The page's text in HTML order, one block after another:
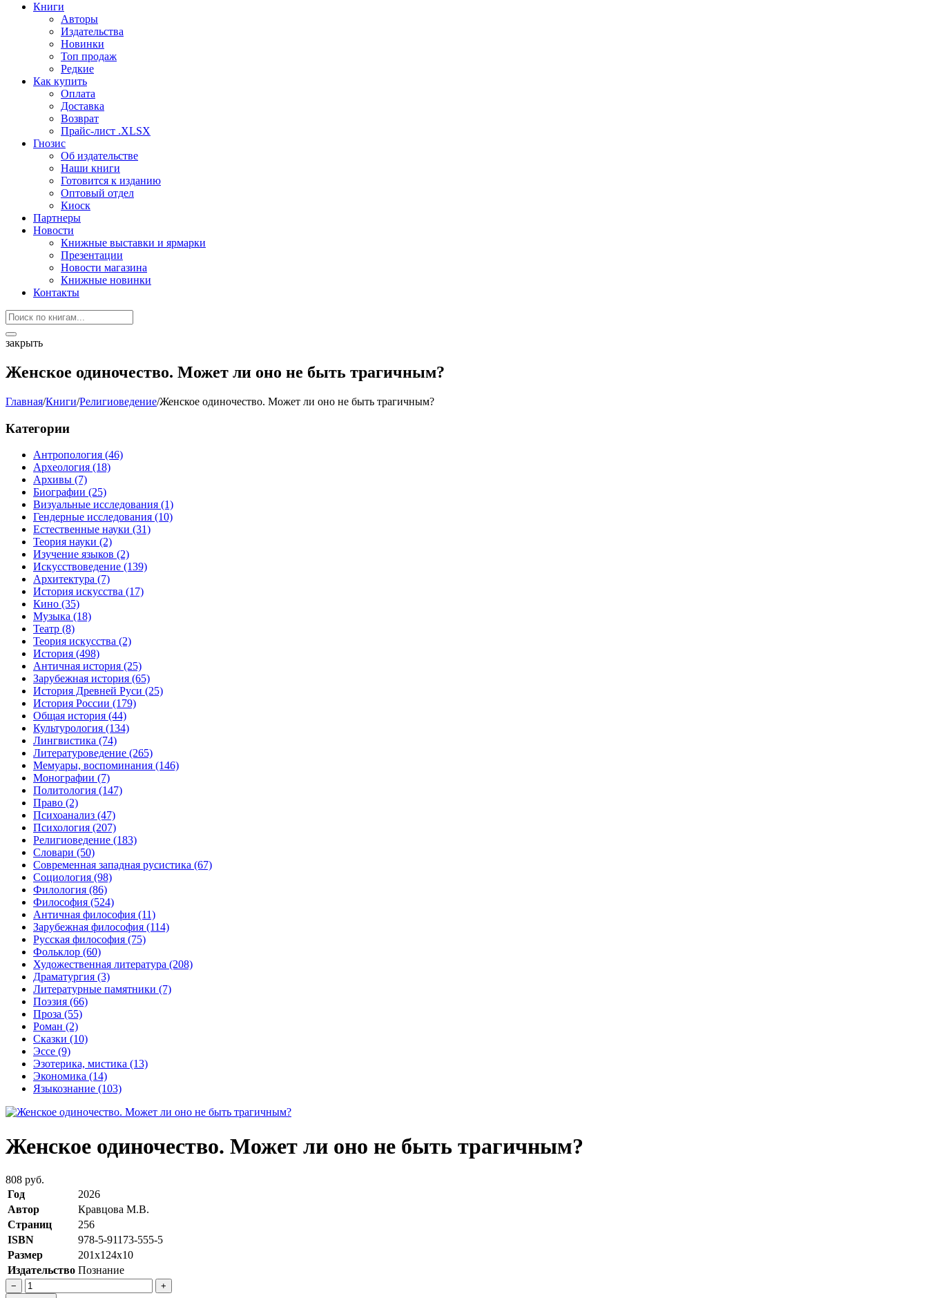
Книги
Авторы
Издательства
Новинки
Топ продаж
Редкие
Как купить
Оплата
Доставка
Возврат
Прайс-лист .XLSX
Гнозис
Об издательстве
Наши книги
Готовится к изданию
Оптовый отдел
Киоск
Партнеры
Новости
Книжные выставки и ярмарки
Презентации
Новости магазина
Книжные новинки
Контакты
закрыть
Женское одиночество. Может ли оно не быть трагичным?
Главная/Книги/Религиоведение/Женское одиночество. Может ли оно не быть трагичным?
Категории
Антропология (46)
Археология (18)
Архивы (7)
Биографии (25)
Визуальные исследования (1)
Гендерные исследования (10)
Естественные науки (31)
Теория науки (2)
Изучение языков (2)
Искусствоведение (139)
Архитектура (7)
История искусства (17)
Кино (35)
Музыка (18)
Театр (8)
Теория искусства (2)
История (498)
Античная история (25)
Зарубежная история (65)
История Древней Руси (25)
История России (179)
Общая история (44)
Культурология (134)
Лингвистика (74)
Литературоведение (265)
Мемуары, воспоминания (146)
Монографии (7)
Политология (147)
Право (2)
Психоанализ (47)
Психология (207)
Религиоведение (183)
Словари (50)
Современная западная русистика (67)
Социология (98)
Филология (86)
Философия (524)
Античная философия (11)
Зарубежная философия (114)
Русская философия (75)
Фольклор (60)
Художественная литература (208)
Драматургия (3)
Литературные памятники (7)
Поэзия (66)
Проза (55)
Роман (2)
Сказки (10)
Эссе (9)
Эзотерика, мистика (13)
Экономика (14)
Языкознание (103)
Женское одиночество. Может ли оно не быть трагичным?
808 руб.
Год
2026
Автор
Кравцова М.В.
Страниц
256
ISBN
978-5-91173-555-5
Размер
201x124x10
Издательство Познание
−
+